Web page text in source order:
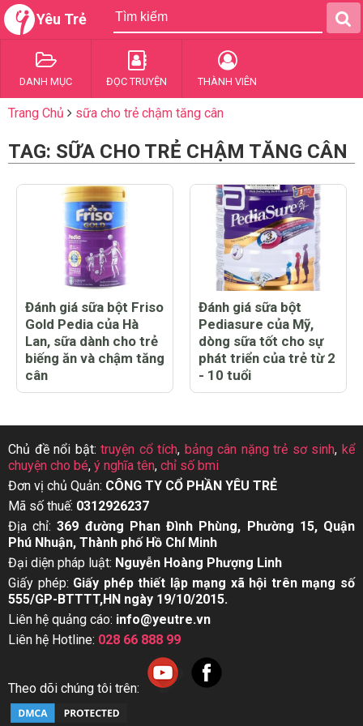
Yêu Trẻ
DANH MỤC ĐỌC TRUYỆN THÀNH VIÊN
Trang Chủ sữa cho trẻ chậm tăng cân
TAG: SỮA CHO TRẺ CHẬM TĂNG CÂN
Đánh giá sữa bột Friso
Gold Pedia của Hà
Lan, sữa dành cho trẻ
biếng ăn và chậm tăng
cân
Đánh giá sữa bột
Pediasure của Mỹ,
dòng sữa tốt cho sự
phát triển của trẻ từ 2
- 10 tuổi
Chủ đề nổi bật:truyện cổ tích, bảng cân nặng trẻ sơ sinh,kể
chuyện cho bé, ý nghĩa tên, chỉ số bmi
Đơn vị chủ Quản: CÔNG TY CỔ PHẦN YÊU TRẺ
Mã số thuế: 0312926237
Địa chỉ:369 đường Phan Đình Phùng, Phường 15, Quận
Phú Nhuận, Thành phố Hồ Chí Minh
Đại diện pháp luật: Nguyễn Hoàng Phượng Linh
Giấy phép: Giấy phép thiết lập mạng xã hội trên mạng số
555/GP-BTTTT,HN ngày 19/10/2015.
Liên hệ quảng cáo: info@yeutre.vn
Liên hệ Hotline: 028 66 888 99
Theo dõi chúng tôi trên: